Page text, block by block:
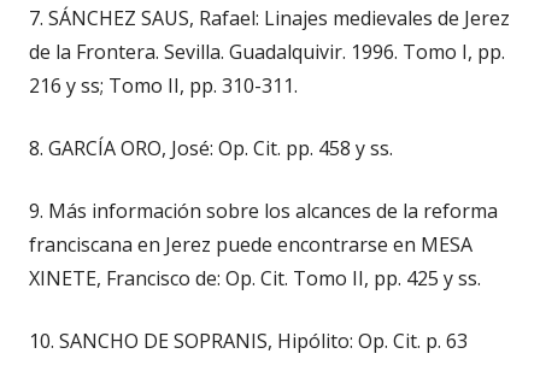
7. SÁNCHEZ SAUS, Rafael: Linajes medievales de Jerez
de la Frontera. Sevilla. Guadalquivir. 1996. Tomo I, pp.
216 y ss; Tomo II, pp. 310-311.
8. GARCÍA ORO, José: Op. Cit. pp. 458 y ss.
9. Más información sobre los alcances de la reforma
franciscana en Jerez puede encontrarse en MESA
XINETE, Francisco de: Op. Cit. Tomo II, pp. 425 y ss.
10. SANCHO DE SOPRANIS, Hipólito: Op. Cit. p. 63